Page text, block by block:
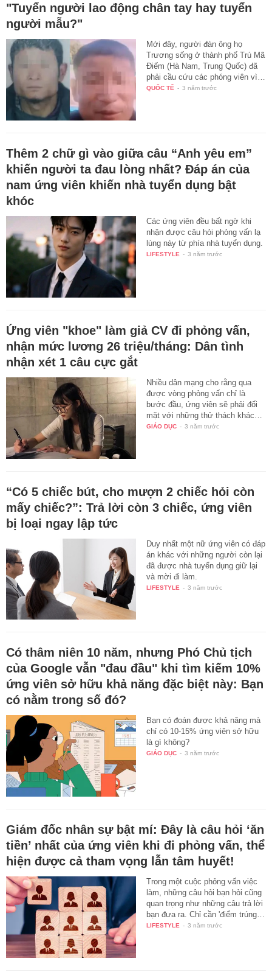
"Tuyển người lao động chân tay hay tuyển
người mẫu?"
Mới đây, người đàn ông họ
Trương sống ở thành phố Trú Mã
Điếm (Hà Nam, Trung Quốc) đã
phải cầu cứu các phóng viên vì…
QUỐC TẾ - 3 năm trước
Thêm 2 chữ gì vào giữa câu “Anh yêu em”
khiến người ta đau lòng nhất? Đáp án của
nam ứng viên khiến nhà tuyển dụng bật
khóc
Các ứng viên đều bất ngờ khi
nhận được câu hỏi phỏng vấn lạ
lùng này từ phía nhà tuyển dụng.
LIFESTYLE - 3 năm trước
Ứng viên "khoe" làm giả CV đi phỏng vấn,
nhận mức lương 26 triệu/tháng: Dân tình
nhận xét 1 câu cực gắt
Nhiều dân mạng cho rằng qua
được vòng phỏng vấn chỉ là
bước đầu, ứng viên sẽ phải đối
mặt với những thử thách khác…
GIÁO DỤC - 3 năm trước
“Có 5 chiếc bút, cho mượn 2 chiếc hỏi còn
mấy chiếc?”: Trả lời còn 3 chiếc, ứng viên
bị loại ngay lập tức
Duy nhất một nữ ứng viên có đáp
án khác với những người còn lại
đã được nhà tuyển dụng giữ lại
và mời đi làm.
LIFESTYLE - 3 năm trước
Có thâm niên 10 năm, nhưng Phó Chủ tịch
của Google vẫn "đau đầu" khi tìm kiếm 10%
ứng viên sở hữu khả năng đặc biệt này: Bạn
có nằm trong số đó?
Bạn có đoán được khả năng mà
chỉ có 10-15% ứng viên sở hữu
là gì không?
GIÁO DỤC - 3 năm trước
Giám đốc nhân sự bật mí: Đây là câu hỏi ‘ăn
tiền’ nhất của ứng viên khi đi phỏng vấn, thể
hiện được cả tham vọng lẫn tâm huyết!
Trong một cuộc phỏng vấn việc
làm, những câu hỏi bạn hỏi cũng
quan trọng như những câu trả lời
bạn đưa ra. Chỉ cần 'điểm trúng…
LIFESTYLE - 3 năm trước